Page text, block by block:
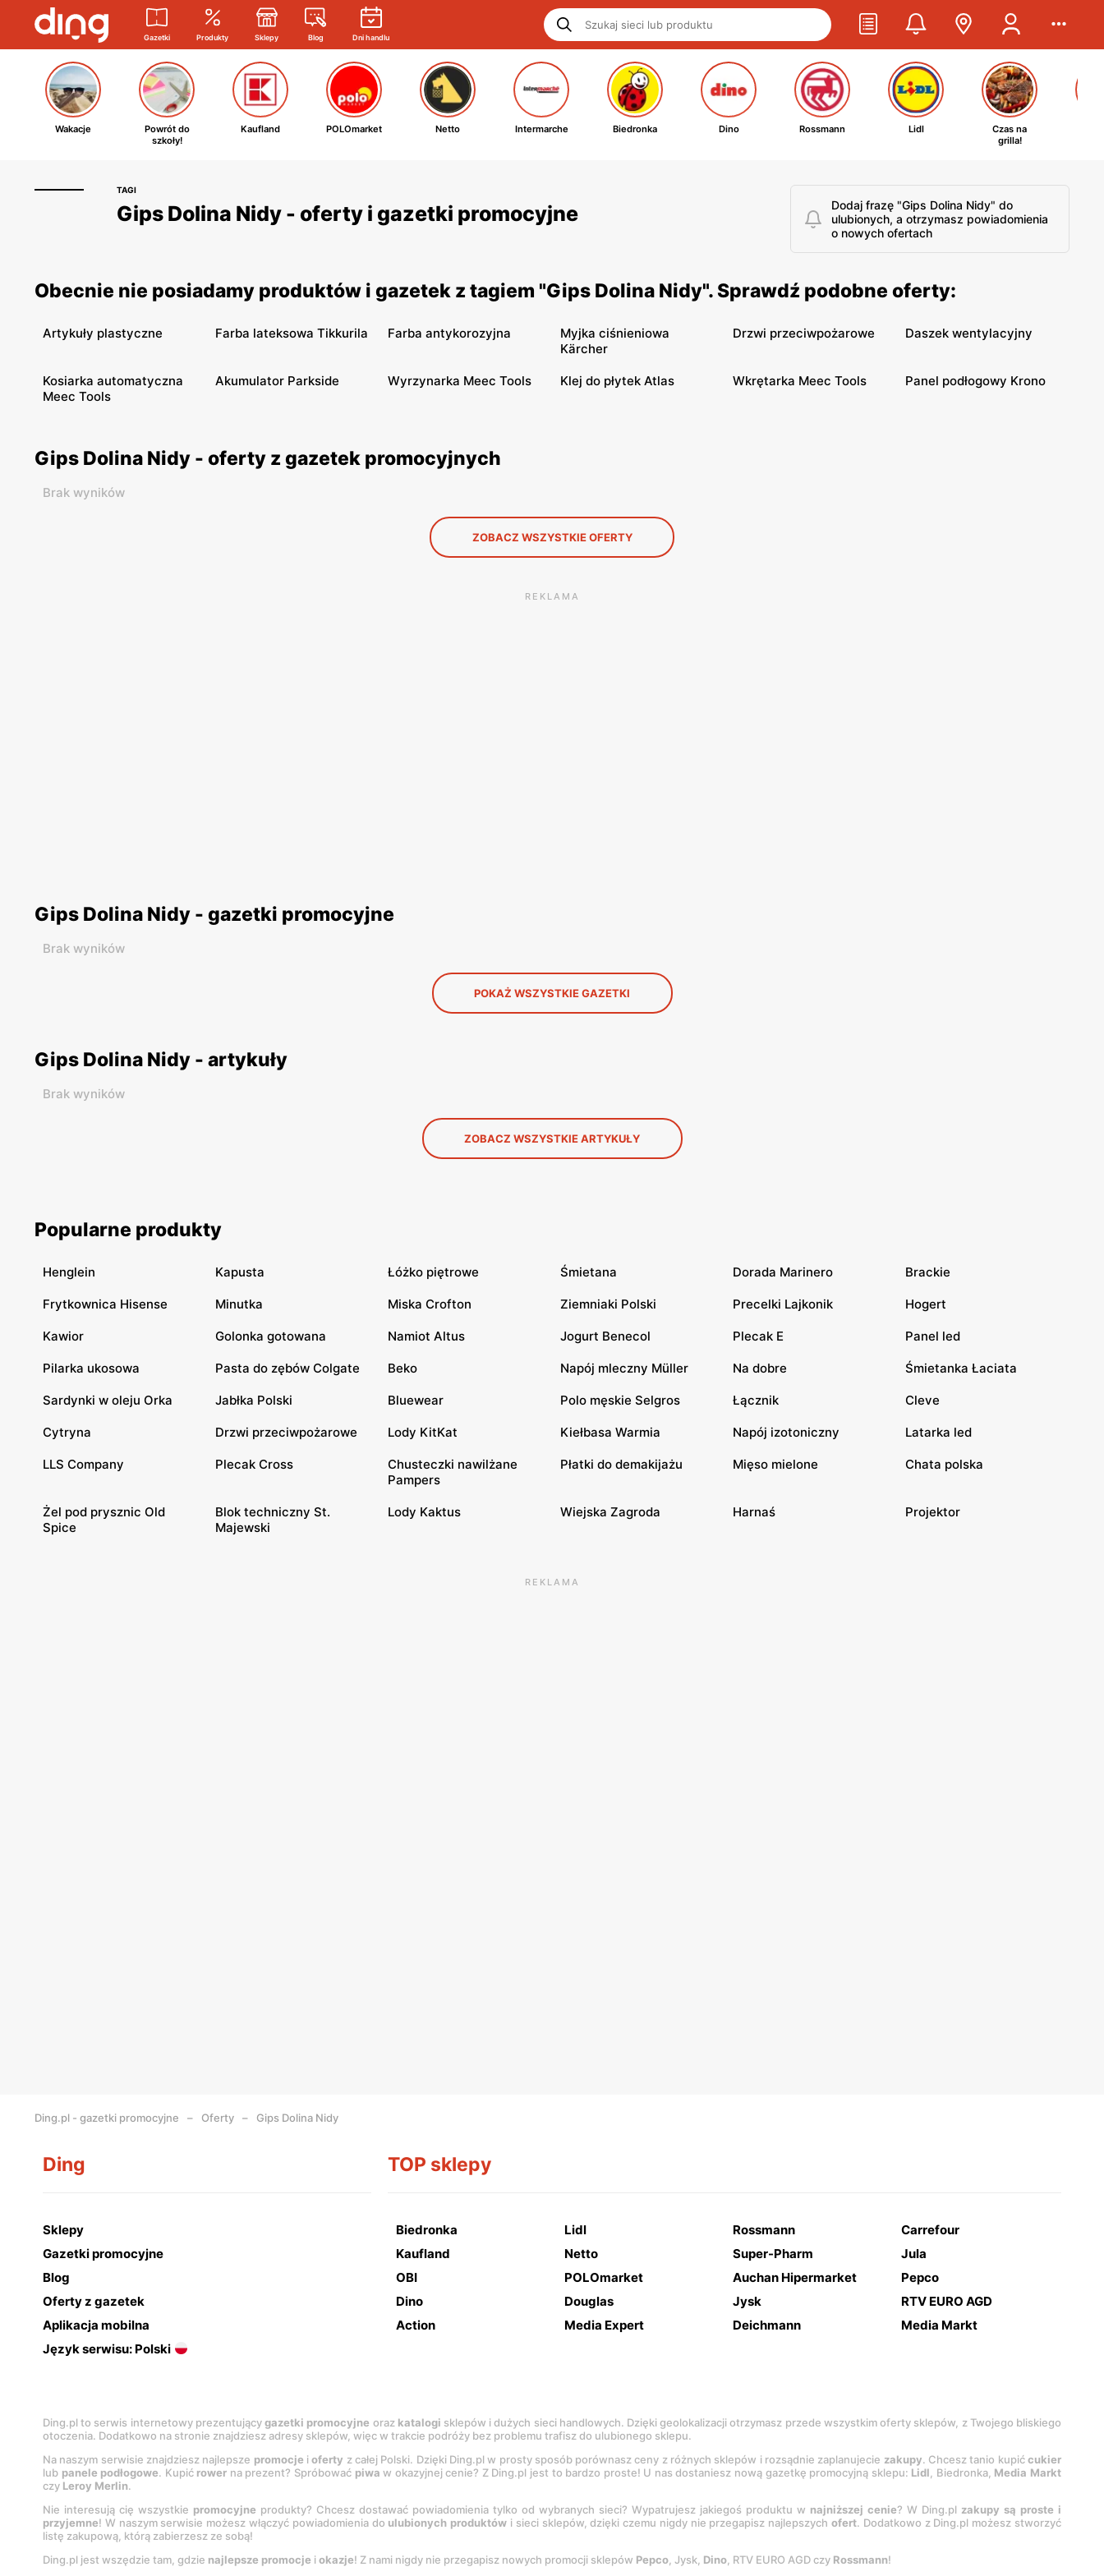
Gazetki Produkty Sklepy Blog Dni handlu
Wakacje
Powrót do
szkoły!
Kaufland POLOmarket Netto Intermarche Biedronka Dino Rossmann Lidl
Czas na
grilla!
TAGI
Gips Dolina Nidy - oferty i gazetki promocyjne
Dodaj frazę "Gips Dolina Nidy" do
ulubionych, a otrzymasz powiadomienia
o nowych ofertach
Obecnie nie posiadamy produktów i gazetek z tagiem "Gips Dolina Nidy". Sprawdź podobne oferty:
Artykuły plastyczne Farba lateksowa Tikkurila Farba antykorozyjna
Myjka ciśnieniowa
Kärcher
Drzwi przeciwpożarowe Daszek wentylacyjny
Kosiarka automatyczna
Meec Tools
Akumulator Parkside Wyrzynarka Meec Tools Klej do płytek Atlas Wkrętarka Meec Tools Panel podłogowy Krono
Gips Dolina Nidy - oferty z gazetek promocyjnych
Brak wyników
ZOBACZ WSZYSTKIE OFERTY
REKLAMA
Gips Dolina Nidy - gazetki promocyjne
Brak wyników
POKAŻ WSZYSTKIE GAZETKI
Gips Dolina Nidy - artykuły
Brak wyników
ZOBACZ WSZYSTKIE ARTYKUŁY
Popularne produkty
Henglein Kapusta Łóżko piętrowe Śmietana Dorada Marinero Brackie
Frytkownica Hisense Minutka Miska Crofton Ziemniaki Polski Precelki Lajkonik Hogert
Kawior Golonka gotowana Namiot Altus Jogurt Benecol Plecak E Panel led
Pilarka ukosowa Pasta do zębów Colgate Beko Napój mleczny Müller Na dobre Śmietanka Łaciata
Sardynki w oleju Orka Jabłka Polski Bluewear Polo męskie Selgros Łącznik Cleve
Cytryna Drzwi przeciwpożarowe Lody KitKat Kiełbasa Warmia Napój izotoniczny Latarka led
LLS Company Plecak Cross
Chusteczki nawilżane
Pampers
Płatki do demakijażu Mięso mielone Chata polska
Żel pod prysznic Old
Spice
Blok techniczny St.
Majewski
Lody Kaktus Wiejska Zagroda Harnaś Projektor
REKLAMA
Ding.pl - gazetki promocyjne Oferty Gips Dolina Nidy
Ding
Sklepy
Gazetki promocyjne
Blog
Oferty z gazetek
Aplikacja mobilna
Język serwisu: Polski
TOP sklepy
Biedronka Lidl Rossmann
Carrefour
Kaufland
Netto Super-Pharm
Jula
OBI
POLOmarket Auchan Hipermarket
Pepco
Dino
Douglas Jysk
RTV EURO AGD
Action
Media Expert Deichmann Media Markt
Ding.pl to serwis internetowy prezentującygazetki promocyjne oraz katalogi sklepów i dużych sieci handlowych. Dzięki geolokalizacji otrzymasz przede wszystkim oferty sklepów, z Twojego bliskiego
otoczenia. Dodatkowo na stronie znajdziesz adresy sklepów, więc w trakcie podróży bez problemu trafisz do ulubionego sklepu.
Na naszym serwisie znajdziesz najlepsze promocje ioferty z całej Polski. Dzięki Ding.pl w prosty sposób porównasz ceny z różnych sklepów i rozsądnie zaplanujecie zakupy. Chcesz tanio kupićcukier
lub panele podłogowe. Kupić rower na prezent? Spróbować piwa w okazyjnej cenie? Z Ding.pl jest to bardzo proste! U nas dostaniesz nową gazetkę promocyjną sklepu: Lidl, Biedronka, Media Markt
czy Leroy Merlin.
Nie interesują cię wszystkie promocyjne produkty? Chcesz dostawać powiadomienia tylko od wybranych sieci? Wypatrujesz jakiegoś produktu w najniższej cenie? W Ding.pl zakupy są proste i
przyjemne! W naszym serwisie możesz włączyć powiadomienia do ulubionych produktów i sieci sklepów, dzięki czemu nigdy nie przegapisz najlepszychofert. Dodatkowo z Ding.pl możesz stworzyć
listę zakupową, którą zabierzesz ze sobą!
Ding.pl jest wszędzie tam, gdzie najlepsze promocje i okazje! Z nami nigdy nie przegapisz nowych promocji sklepów Pepco, Jysk, Dino, RTV EURO AGD czy Rossmann!